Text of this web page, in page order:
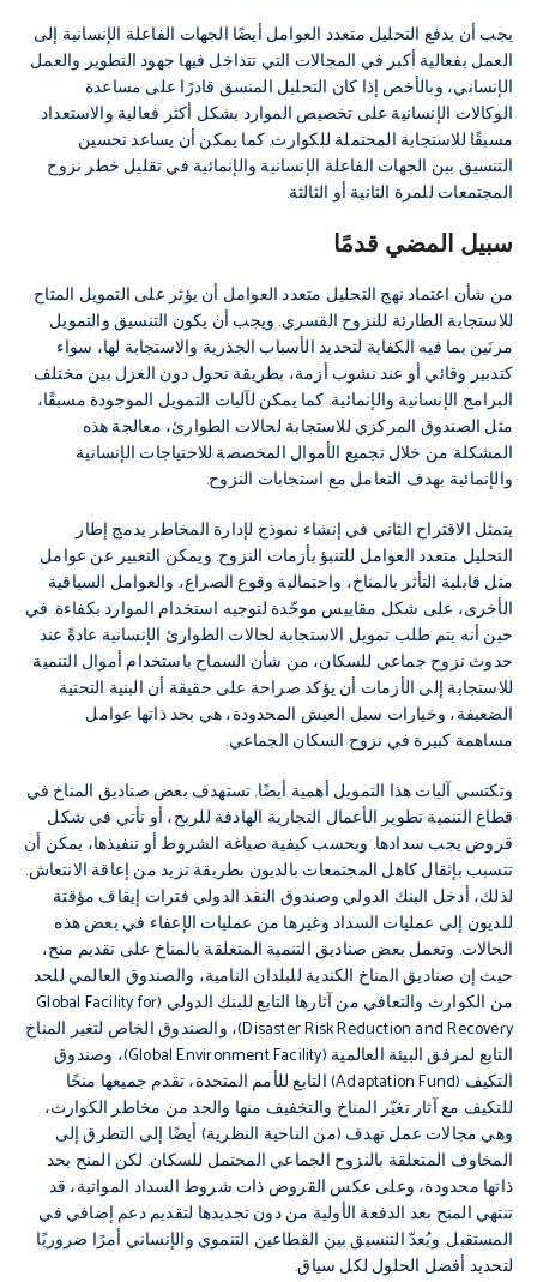
يجب أن يدفع التحليل متعدد العوامل أيضًا الجهات الفاعلة الإنسانية إلى
العمل بفعالية أكبر في المجالات التي تتداخل فيها جهود التطوير والعمل
الإنساني، وبالأخص إذا كان التحليل المنسق قادرًا على مساعدة
الوكالات الإنسانية على تخصيص الموارد بشكل أكثر فعالية والاستعداد
مسبقًا للاستجابة المحتملة للكوارث. كما يمكن أن يساعد تحسين
التنسيق بين الجهات الفاعلة الإنسانية والإنمائية في تقليل خطر نزوح
المجتمعات للمرة الثانية أو الثالثة.
سبيل المضي قدمًا
من شأن اعتماد نهج التحليل متعدد العوامل أن يؤثر على التمويل المتاح
للاستجابة الطارئة للنزوح القسري. ويجب أن يكون التنسيق والتمويل
مرنَين بما فيه الكفاية لتحديد الأسباب الجذرية والاستجابة لها، سواء
كتدبير وقائي أو عند نشوب أزمة، بطريقة تحول دون العزل بين مختلف
البرامج الإنسانية والإنمائية. كما يمكن لآليات التمويل الموجودة مسبقًا،
مثل الصندوق المركزي للاستجابة لحالات الطوارئ، معالجة هذه
المشكلة من خلال تجميع الأموال المخصصة للاحتياجات الإنسانية
والإنمائية بهدف التعامل مع استجابات النزوح.
يتمثل الاقتراح الثاني في إنشاء نموذج لإدارة المخاطر يدمج إطار
التحليل متعدد العوامل للتنبؤ بأزمات النزوح. ويمكن التعبير عن عوامل
مثل قابلية التأثر بالمناخ، واحتمالية وقوع الصراع، والعوامل السياقية
الأخرى، على شكل مقاييس موحّدة لتوجيه استخدام الموارد بكفاءة. في
حين أنه يتم طلب تمويل الاستجابة لحالات الطوارئ الإنسانية عادةً عند
حدوث نزوح جماعي للسكان، من شأن السماح باستخدام أموال التنمية
للاستجابة إلى الأزمات أن يؤكد صراحة على حقيقة أن البنية التحتية
الضعيفة، وخيارات سبل العيش المحدودة، هي بحد ذاتها عوامل
مساهمة كبيرة في نزوح السكان الجماعي.
وتكتسي آليات هذا التمويل أهمية أيضًا. تستهدف بعض صناديق المناخ في
قطاع التنمية تطوير الأعمال التجارية الهادفة للربح، أو تأتي في شكل
قروض يجب سدادها. وبحسب كيفية صياغة الشروط أو تنفيذها، يمكن أن
تتسبب بإثقال كاهل المجتمعات بالديون بطريقة تزيد من إعاقة الانتعاش.
لذلك، أدخل البنك الدولي وصندوق النقد الدولي فترات إيقاف مؤقتة
للديون إلى عمليات السداد وغيرها من عمليات الإعفاء في بعض هذه
الحالات. وتعمل بعض صناديق التنمية المتعلقة بالمناخ على تقديم منح،
حيث إن صناديق المناخ الكندية للبلدان النامية، والصندوق العالمي للحد
من الكوارث والتعافي من آثارها التابع للبنك الدولي (Global Facility for
Disaster Risk Reduction and Recovery)، والصندوق الخاص لتغير المناخ
التابع لمرفق البيئة العالمية (Global Environment Facility)، وصندوق
التكيف (Adaptation Fund) التابع للأمم المتحدة، تقدم جميعها منحًا
للتكيف مع آثار تغيّر المناخ والتخفيف منها والحد من مخاطر الكوارث،
وهي مجالات عمل تهدف (من الناحية النظرية) أيضًا إلى التطرق إلى
المخاوف المتعلقة بالنزوح الجماعي المحتمل للسكان. لكن المنح بحد
ذاتها محدودة، وعلى عكس القروض ذات شروط السداد المواتية، قد
تنتهي المنح بعد الدفعة الأولية من دون تجديدها لتقديم دعم إضافي في
المستقبل. ويُعدّ التنسيق بين القطاعين التنموي والإنساني أمرًا ضروريًا
لتحديد أفضل الحلول لكل سياق.